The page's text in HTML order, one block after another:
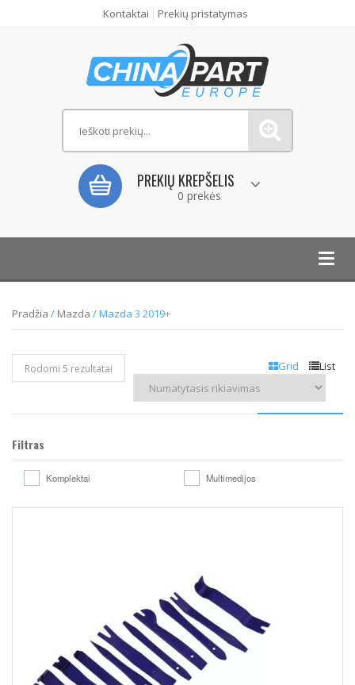
Kontaktai Prekių pristatymas
PREKIŲ KREPŠELIS
0 prekės
Pradžia / Mazda / Mazda 3 2019+
Grid List
Rodomi 5 rezultatai
Filtras
Komplektai Multimedijos